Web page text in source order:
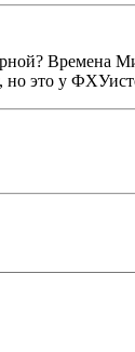
Времена
но это у